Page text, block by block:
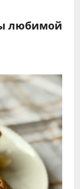
любимой